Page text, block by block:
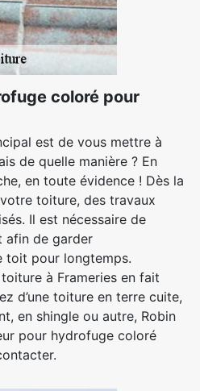
coloré pour
est de vous mettre à
de quelle manière ? En
en toute évidence ! Dès la
toiture, des travaux
Il est nécessaire de
afin de garder
toit pour longtemps.
à Frameries en fait
d’une toiture en terre cuite,
en shingle ou autre, Robin
pour hydrofuge coloré